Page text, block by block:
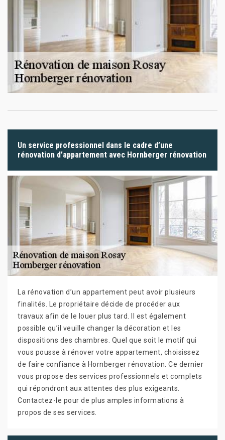
Un service professionnel dans le cadre d’une
rénovation d’appartement avec Hornberger rénovation
La rénovation d’un appartement peut avoir plusieurs
finalités. Le propriétaire décide de procéder aux
travaux afin de le louer plus tard. Il est également
possible qu’il veuille changer la décoration et les
dispositions des chambres. Quel que soit le motif qui
vous pousse à rénover votre appartement, choisissez
de faire confiance à Hornberger rénovation. Ce dernier
vous propose des services professionnels et complets
qui répondront aux attentes des plus exigeants.
Contactez-le pour de plus amples informations à
propos de ses services.